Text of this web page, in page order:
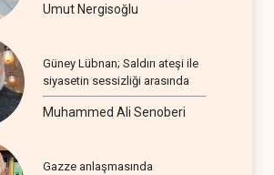
Umut Nergisoğlu
Güney Lübnan; Saldırı ateşi ile
siyasetin sessizliği arasında
Muhammed Ali Senoberi
Gazze anlaşmasında